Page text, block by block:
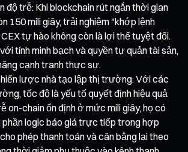
độ trễ: Khi blockchain rút ngắn thời gian
150 mili giây, trải nghiệm "khớp lệnh
tự hào không còn là lợi thế tuyệt đối.
tính minh bạch và quyền tự quản tài sản,
cạnh tranh thực sự.
lược nhà tạo lập thị trường: Với các
tốc độ là yếu tố quyết định hiệu quả
on-chain ổn định ở mức mili giây, họ có
logic báo giá trực tiếp trong hợp
phép thanh toán và cân bằng lại theo